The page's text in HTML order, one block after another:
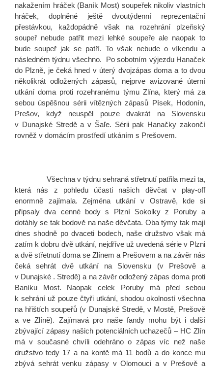
nakažením hráček (Baník Most) soupeřek nikoliv vlastních
hráček, doplněné ještě dvoutýdenní reprezentační
přestávkou, každopádně však na rozehrání plzeňský
soupeř nebude patřit mezi lehké soupeře ale naopak to
bude soupeř jak se patří. To však nebude o víkendu a
následném týdnu všechno. Po sobotním výjezdu Hanaček
do Plzně, je čeká hned v úterý dvojzápas doma a to dvou
několikrát odložených zápasů, nejprve avizované úterní
utkání doma proti rozehranému týmu Zlína, který má za
sebou úspěšnou sérii vítězných zápasů Písek, Hodonín,
Prešov, když neuspěl pouze dvakrát na Slovensku
v Dunajské Stredě a v Šaľe. Sérii pak Hanačky zakončí
rovněž v domácím prostředí utkáním s Prešovem.
Všechna v týdnu sehraná střetnutí patřila mezi ta,
která nás z pohledu účasti našich děvčat v play-off
enormně zajímala. Zejména utkání v Ostravě, kde si
připsaly dva cenné body s Plzní Sokolky z Poruby a
dotáhly se tak bodově na naše děvčata. Oba týmy tak mají
dnes shodně po dvaceti bodech, naše družstvo však má
zatím k dobru dvě utkání, nejdříve už uvedená série v Plzni
a dvě střetnutí doma se Zlínem a Prešovem a na závěr nás
čeká sehrát dvě utkání na Slovensku (v Prešově a
v Dunajské . Stredě) a na závěr odložený zápas doma proti
Baníku Most. Naopak celek Poruby má před sebou
k sehrání už pouze čtyři utkání, shodou okolností všechna
na hřištích soupeřů (v Dunajské Stredě, v Mostě, Prešově
a ve Zlíně). Zajímavá pro naše fandy mohu být i další
zbývající zápasy našich potenciálních uchazečů – HC Zlín
má v současné chvíli odehráno o zápas víc než naše
družstvo tedy 17 a na kontě má 11 bodů a do konce mu
zbývá sehrát venku zápasy v Olomouci a v Prešově a